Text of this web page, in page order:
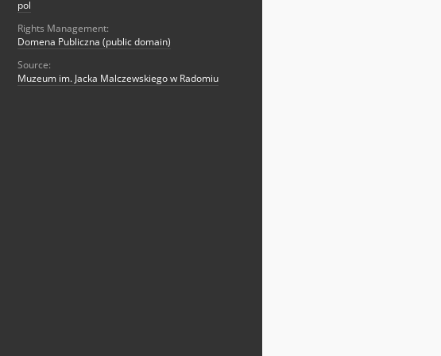
pol
Rights Management:
Domena Publiczna (public domain)
Source:
Muzeum im. Jacka Malczewskiego w Radomiu